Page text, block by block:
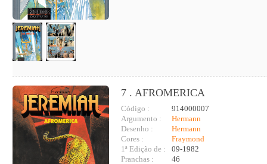
7 . AFROMERICA
Código :
914000007
Argumento :
Hermann
Desenho :
Hermann
Cores :
Fraymond
1ª Edição de :
09-1982
Pranchas :
46